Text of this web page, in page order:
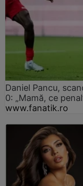
Daniel Pancu,
0: „Mamă, ce
www.fanatik.ro